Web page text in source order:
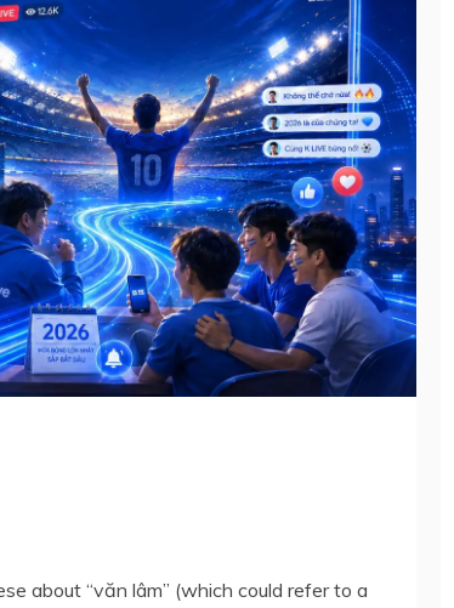
about “văn lâm” (which could refer to a